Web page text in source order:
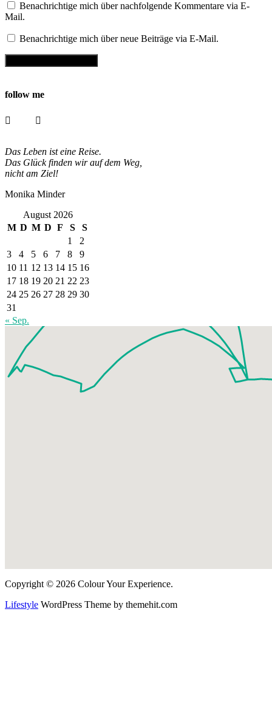
Benachrichtige mich über nachfolgende Kommentare via E-
Mail.
Benachrichtige mich über neue Beiträge via E-Mail.
follow me
Das Leben ist eine Reise.
Das Glück finden wir auf dem Weg,
nicht am Ziel!
Monika Minder
August 2026
M D M D F S
S
1
2
3
4 5 6 7 8
9
10 11 12 13 14 15 16
17 18 19 20 21 22 23
24 25 26 27 28 29 30
31
« Sep.
Copyright © 2026 Colour Your Experience.
Lifestyle WordPress Theme by themehit.com